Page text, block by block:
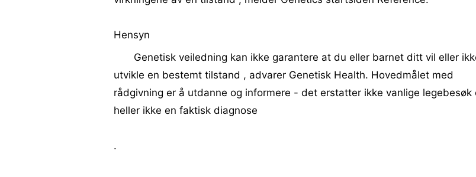
Hensyn
Genetisk veiledning kan ikke garantere at du eller barnet ditt vil eller
utvikle en bestemt tilstand , advarer Genetisk Health. Hovedmålet med
rådgivning er å utdanne og informere - det erstatter ikke vanlige legebesøk
heller ikke en faktisk diagnose
.